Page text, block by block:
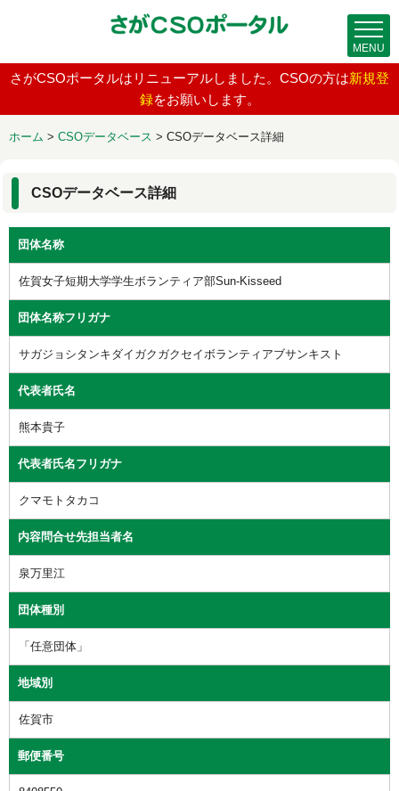
さがCSOポータルはリニューアルしました。CSOの方は新規登
録をお願いします。
ホーム > CSOデータベース > CSOデータベース詳細
CSOデータベース詳細
団体名称
佐賀女子短期大学学生ボランティア部Sun-Kisseed
団体名称フリガナ
サガジョシタンキダイガクガクセイボランティアブサンキスト
代表者氏名
熊本貴子
代表者氏名フリガナ
クマモトタカコ
内容問合せ先担当者名
泉万里江
団体種別
「任意団体」
地域別
佐賀市
郵便番号
MENU